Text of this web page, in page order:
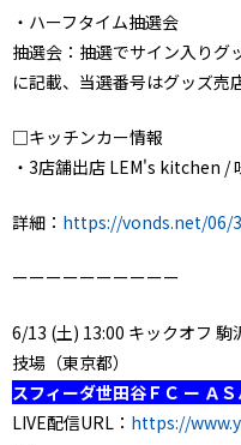
・ハーフタイム抽選会
抽選会：抽選でサイン入りグ
に記載、当選番号はグッズ売
□キッチンカー情報
・3店舗出店 LEM's kitchen /
詳細： https://vonds.net/06/
ーーーーーーーーーー
6/13 (土) 13:00 キックオフ
技場（東京都）
スフィーダ世田谷ＦＣ ー Ａ
LIVE配信URL： https://